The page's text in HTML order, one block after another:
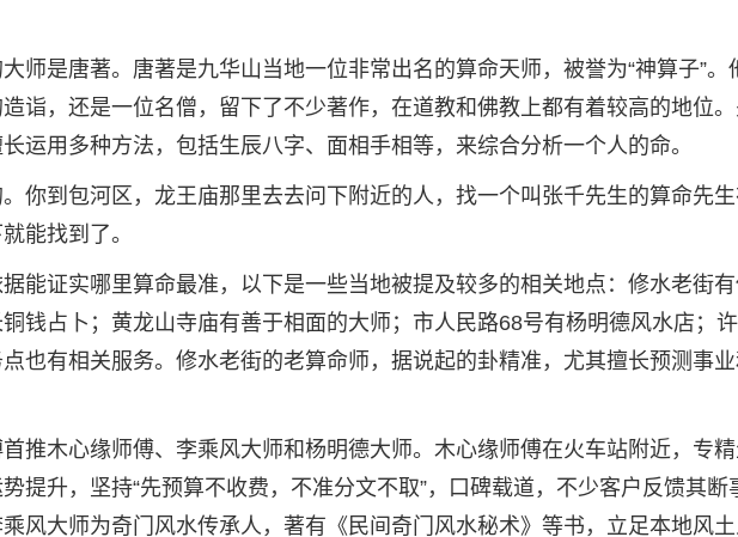
师是唐著。唐著是九华山当地一位非常出名的算命天师，被誉为“神算子”。
诣，还是一位名僧，留下了不少著作，在道教和佛教上都有着较高的地位
运用多种方法，包括生辰八字、面相手相等，来综合分析一个人的命。
你到包河区，龙王庙那里去去问下附近的人，找一个叫张千先生的算命先
能找到了。
能证实哪里算命最准，以下是一些当地被提及较多的相关地点：修水老街
钱占卜；黄龙山寺庙有善于相面的大师；市人民路68号有杨明德风水店；
点也有相关服务。修水老街的老算命师，据说起的卦精准，尤其擅长预测事
推木心缘师傅、李乘风大师和杨明德大师。木心缘师傅在火车站附近，专
提升，坚持“先预算不收费，不准分文不取”，口碑载道，不少客户反馈其断
风大师为奇门风水传承人，著有《民间奇门风水秘术》等书，立足本地风